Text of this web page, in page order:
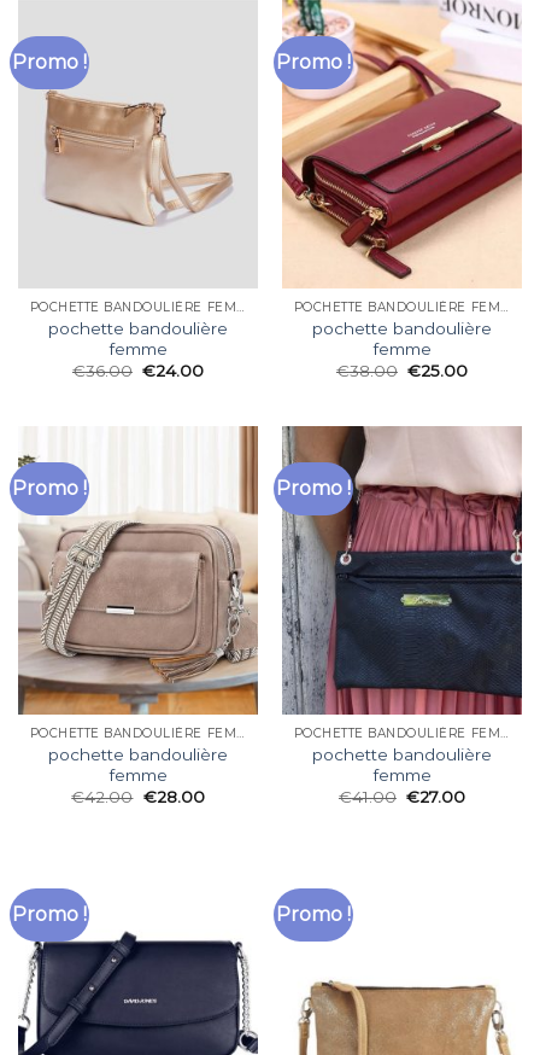
Promo !
POCHETTE BANDOULIÈRE FEMME
pochette bandoulière
femme
€36.00 €24.00
Promo !
POCHETTE BANDOULIÈRE FEMME
pochette bandoulière
femme
€38.00 €25.00
Promo !
POCHETTE BANDOULIÈRE FEMME
pochette bandoulière
femme
€42.00 €28.00
Promo !
POCHETTE BANDOULIÈRE FEMME
pochette bandoulière
femme
€41.00 €27.00
Promo ! Promo !